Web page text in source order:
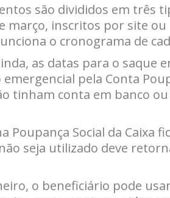
são divididos em três
março, inscritos por site
o cronograma de
as datas para o saque
pela Conta
tinham conta em banco
Poupança Social da Caixa
seja utilizado deve
o beneficiário pode